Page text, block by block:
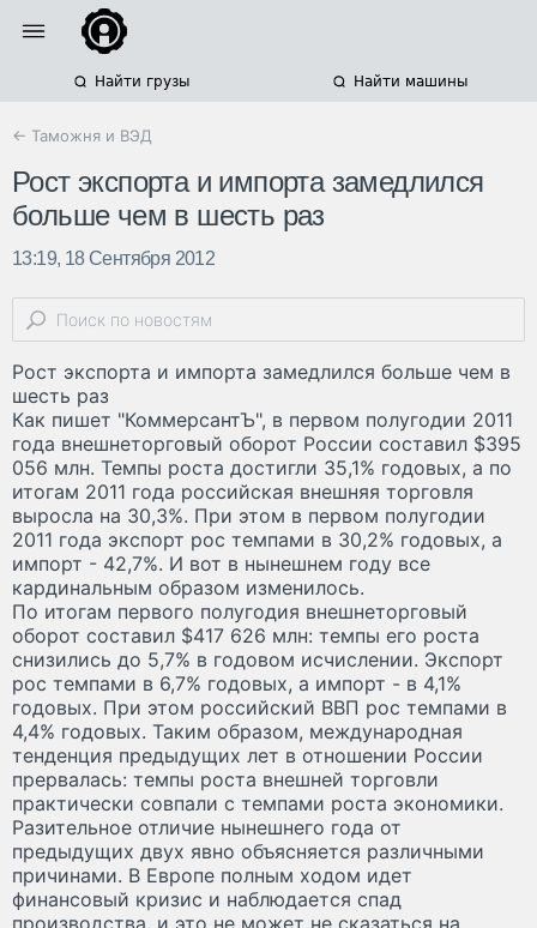
Найти грузы Найти машины
← Таможня и ВЭД
Рост экспорта и импорта замедлился
больше чем в шесть раз
13:19, 18 Сентября 2012
Рост экспорта и импорта замедлился больше чем в
шесть раз
Как пишет "КоммерсантЪ", в первом полугодии 2011
года внешнеторговый оборот России составил $395
056 млн. Темпы роста достигли 35,1% годовых, а по
итогам 2011 года российская внешняя торговля
выросла на 30,3%. При этом в первом полугодии
2011 года экспорт рос темпами в 30,2% годовых, а
импорт - 42,7%. И вот в нынешнем году все
кардинальным образом изменилось.
По итогам первого полугодия внешнеторговый
оборот составил $417 626 млн: темпы его роста
снизились до 5,7% в годовом исчислении. Экспорт
рос темпами в 6,7% годовых, а импорт - в 4,1%
годовых. При этом российский ВВП рос темпами в
4,4% годовых. Таким образом, международная
тенденция предыдущих лет в отношении России
прервалась: темпы роста внешней торговли
практически совпали с темпами роста экономики.
Разительное отличие нынешнего года от
предыдущих двух явно объясняется различными
причинами. В Европе полным ходом идет
финансовый кризис и наблюдается спад